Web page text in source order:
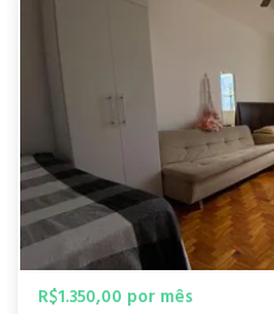
R$1.350,00 por mês